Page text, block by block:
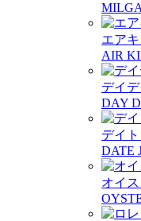
エア
AIR
デイデ
DAY
デイ
DATE
オイ